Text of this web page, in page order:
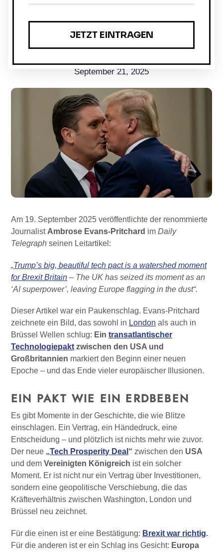
Ein Pakt wie ein Erdbeben: 150 Milliarden Pfund
US-Investitionenmachen Großbritannien zur
KI-Supermacht – Europa bleibt Zuschauer.
September 21, 2025
Am 19. September 2025 veröffentlichte der renommierte
Journalist Ambrose Evans-Pritchard im Daily
Telegraph seinen Leitartikel:
„Trump’s big, beautiful tech pact is a watershed moment
for Brexit Britain – The UK has seized its moment as an
‘AI superpower’, leaving Europe flagging in the dust“.
Dieser Artikel war ein Paukenschlag. Evans-Pritchard
zeichnete ein Bild, das sowohl in London als auch in
Brüssel Wellen schlug: Ein transatlantischer
Technologiepakt zwischen den USA und
Großbritannien markiert den Beginn einer neuen
Epoche – und das Ende vieler europäischer Illusionen.
EIN PAKT WIE EIN ERDBEBEN
Es gibt Momente in der Geschichte, die wie Blitze
einschlagen. Ein Vertrag, ein Händedruck, eine
Entscheidung – und plötzlich ist nichts mehr wie zuvor.
Der neue „Tech Prosperity Deal “ zwischen den USA
und dem Vereinigten Königreich ist ein solcher
Moment. Er ist nicht nur ein Vertrag über Investitionen,
sondern eine geopolitische Verschiebung, die das
Kräfteverhältnis zwischen Washington, London und
Brüssel neu zeichnet.
Für die einen ist er eine Bestätigung: Brexit war richtig.
Für die anderen ist er ein Schlag ins Gesicht: Europa